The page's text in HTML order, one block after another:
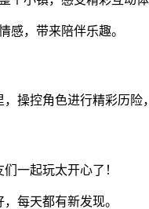
感，带来陪伴乐趣。
操控角色进行精彩历
一起玩太开心了！
每天都有新发现。